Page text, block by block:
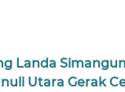
Landa
Utara Gerak